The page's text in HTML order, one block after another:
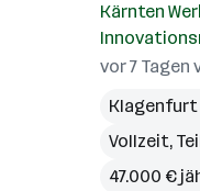
Kärnten
vor 7
Klagenfurt
Vollzeit,
47.000 €